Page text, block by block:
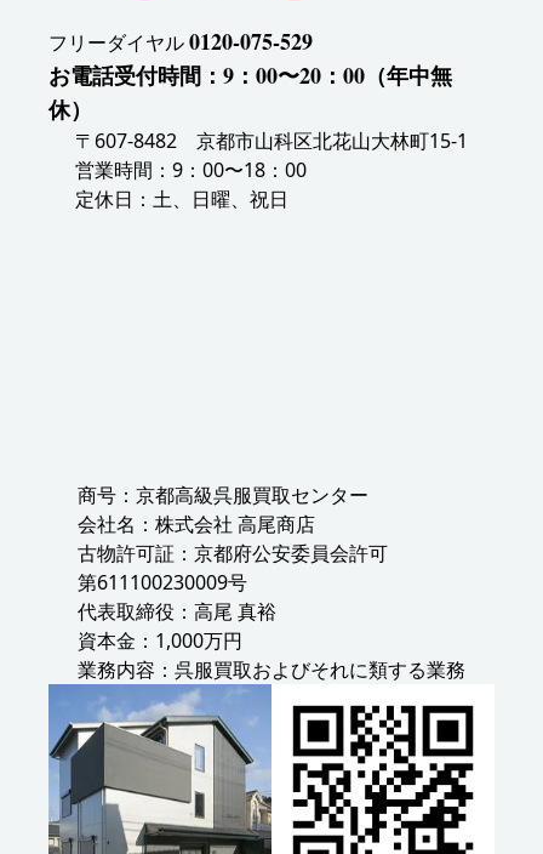
フリーダイヤル0120-075-529
お電話受付時間：9：00〜20：00（年中無
休）
〒607-8482 京都市山科区北花山大林町15-1
営業時間：9：00〜18：00
定休日：土、日曜、祝日
商号：京都高級呉服買取センター
会社名：株式会社 高尾商店
古物許可証：京都府公安委員会許可
第611100230009号
代表取締役：高尾 真裕
資本金：1,000万円
業務内容：呉服買取およびそれに類する業務